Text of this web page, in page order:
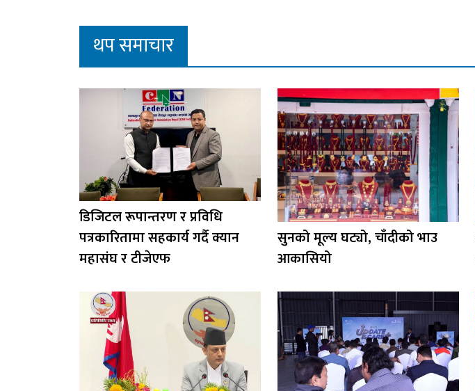
थप समाचार
डिजिटल रूपान्तरण र प्रविधि
पत्रकारितामा सहकार्य गर्दै क्यान
महासंघ र टीजेएफ
सुनको मूल्य घट्यो, चाँदीको भाउ
आकासियो